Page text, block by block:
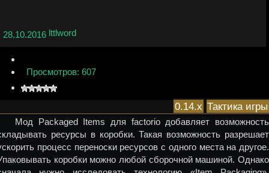
28.10.2016 lttlword
Просмотров: 607
0.14.x Тактика игры
Мод Packaged Items для factorio добавляет возможность
ресурсы в коробки. Такая возможность разрешает
процесс переноски ресурсов с одного места на другое.
коробки можно любой сборочной машиной. Однако